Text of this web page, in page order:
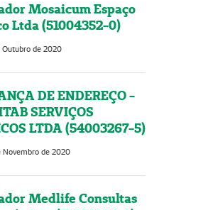
Mosaicum Espaço
Ltda (51004352-0)
Outubro de 2020
DE ENDEREÇO -
SERVIÇOS
LTDA (54003267-5)
Novembro de 2020
Medlife Consultas